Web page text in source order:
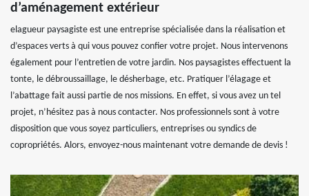
d’aménagement extérieur
elagueur paysagiste est une entreprise spécialisée dans la réalisation et
d’espaces verts à qui vous pouvez confier votre projet. Nous intervenons
également pour l’entretien de votre jardin. Nos paysagistes effectuent la
tonte, le débroussaillage, le désherbage, etc. Pratiquer l’élagage et
l’abattage fait aussi partie de nos missions. En effet, si vous avez un tel
projet, n’hésitez pas à nous contacter. Nos professionnels sont à votre
disposition que vous soyez particuliers, entreprises ou syndics de
copropriétés. Alors, envoyez-nous maintenant votre demande de devis !